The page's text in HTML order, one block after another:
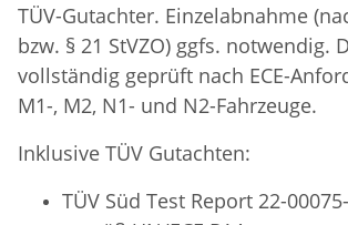
TÜV-Gutachter. Einzelabnahme
bzw. § 21 StVZO) ggfs. notwendig.
vollständig geprüft nach ECE-
M1-, M2, N1- und N2-Fahrzeuge.
Inklusive TÜV Gutachten:
TÜV Süd Test Report 22-00075-